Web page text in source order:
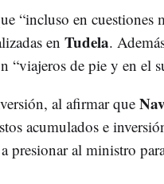
“incluso en cuestiones
en Tudela.
“viajeros de pie y en el
al afirmar que
acumulados e
al ministro